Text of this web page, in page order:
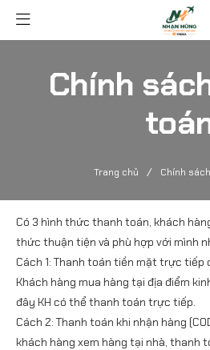
Chính
Trang chủ / Chính
Có 3 hình thức thanh toán, khách
thức thuận tiện và phù hợp với mình
Cách 1: Thanh toán tiền mặt trực tiếp
Khách hàng mua hàng tại địa điểm
đây KH có thể thanh toán trực tiếp.
Cách 2: Thanh toán khi nhận hàng
khách hàng xem hàng tại nhà, thanh